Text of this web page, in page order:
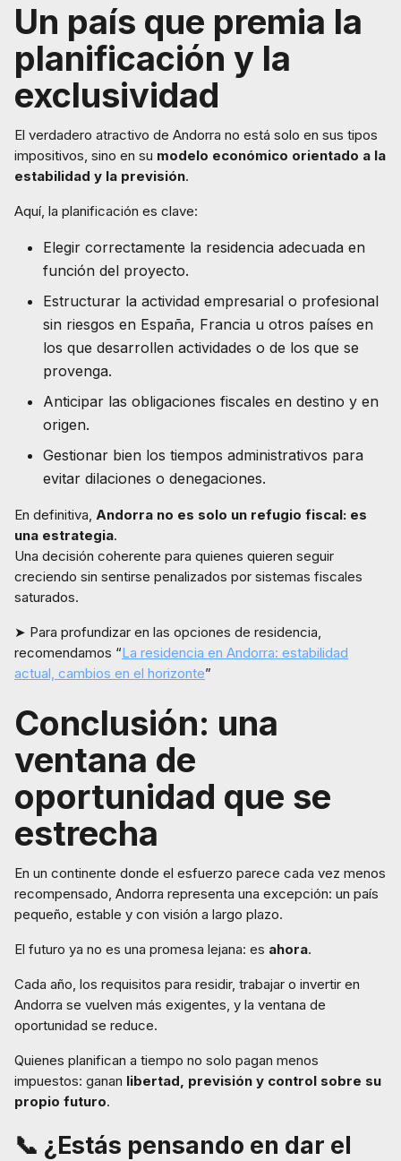
Un país que premia la
planificación y la
exclusividad
El verdadero atractivo de Andorra no está solo en sus tipos
impositivos, sino en su modelo económico orientado a la
estabilidad y la previsión.
Aquí, la planificación es clave:
Elegir correctamente la residencia adecuada en
función del proyecto.
Estructurar la actividad empresarial o profesional
sin riesgos en España, Francia u otros países en
los que desarrollen actividades o de los que se
provenga.
Anticipar las obligaciones fiscales en destino y en
origen.
Gestionar bien los tiempos administrativos para
evitar dilaciones o denegaciones.
En definitiva, Andorra no es solo un refugio fiscal: es
una estrategia.
Una decisión coherente para quienes quieren seguir
creciendo sin sentirse penalizados por sistemas fiscales
saturados.
➤ Para profundizar en las opciones de residencia,
recomendamos “La residencia en Andorra: estabilidad
actual, cambios en el horizonte”
Conclusión: una
ventana de
oportunidad que se
estrecha
En un continente donde el esfuerzo parece cada vez menos
recompensado, Andorra representa una excepción: un país
pequeño, estable y con visión a largo plazo.
El futuro ya no es una promesa lejana: es ahora.
Cada año, los requisitos para residir, trabajar o invertir en
Andorra se vuelven más exigentes, y la ventana de
oportunidad se reduce.
Quienes planifican a tiempo no solo pagan menos
impuestos: ganan libertad, previsión y control sobre su
propio futuro.
📞 ¿Estás pensando en dar el